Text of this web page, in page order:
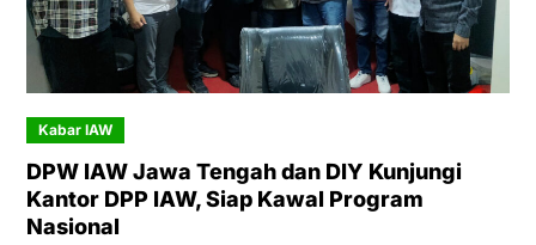
Kabar IAW
DPW IAW Jawa Tengah dan DIY Kunjungi
Kantor DPP IAW, Siap Kawal Program
Nasional